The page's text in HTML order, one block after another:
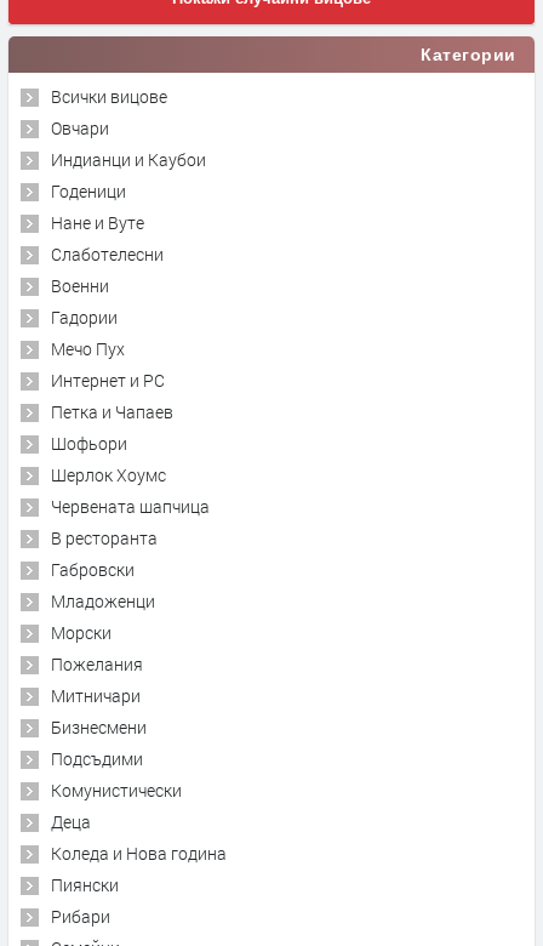
Категории
Всички вицове
Овчари
Индианци и Каубои
Годеници
Нане и Вуте
Слаботелесни
Военни
Гадории
Мечо Пух
Интернет и PC
Петка и Чапаев
Шофьори
Шерлок Хоумс
Червената шапчица
В ресторанта
Габровски
Младоженци
Морски
Пожелания
Митничари
Бизнесмени
Подсъдими
Комунистически
Деца
Коледа и Нова година
Пиянски
Рибари